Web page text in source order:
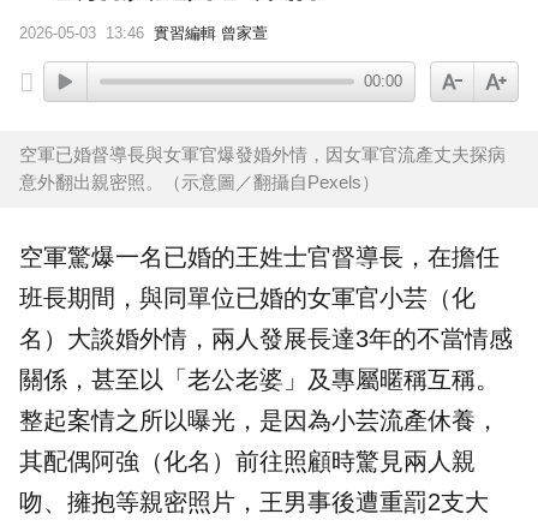
2026-05-03 13:46 實習編輯 曾家萱
00:00
空軍已婚督導長與女軍官爆發婚外情，因女軍官流產丈夫探病
意外翻出親密照。（示意圖／翻攝自Pexels）
空軍驚爆一名已婚的王姓士官督導長 ，在擔任
班長期間，與同單位已婚的女軍官小芸（化
名）大談婚外情，兩人發展長達3年的不當情感
關係，甚至以「老公老婆」及專屬暱稱互稱。
整起案情之所以曝光，是因為小芸流產休養，
其配偶阿強（化名）前往照顧時驚見兩人親
吻、擁抱等親密照片，王男事後遭重罰2支大